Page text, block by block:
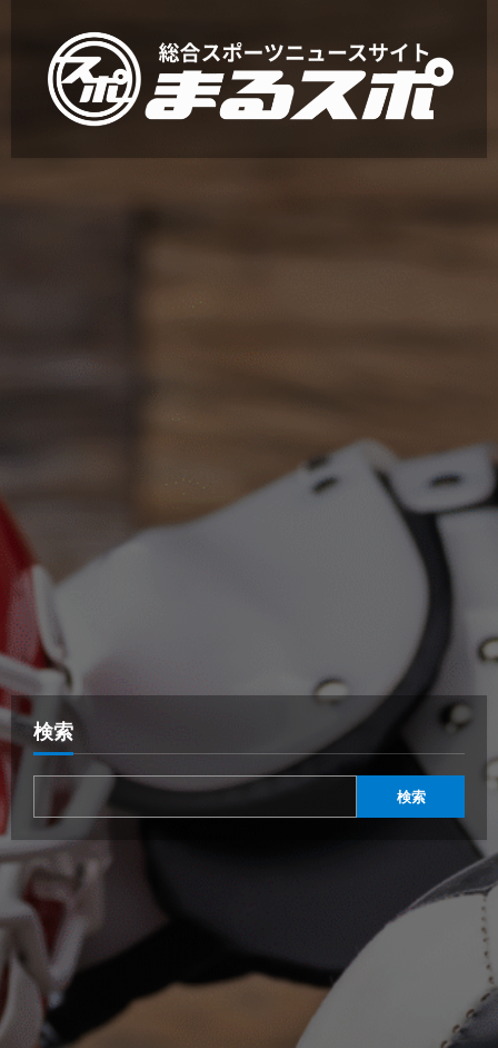
検索
検索